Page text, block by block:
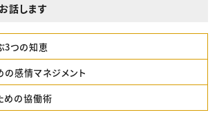
話します
3つの知恵
の感情マネジメント
めの協働術